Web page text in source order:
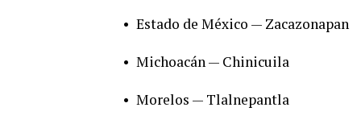
• Estado de México — Zacazonapan
• Michoacán — Chinicuila
• Morelos — Tlalnepantla